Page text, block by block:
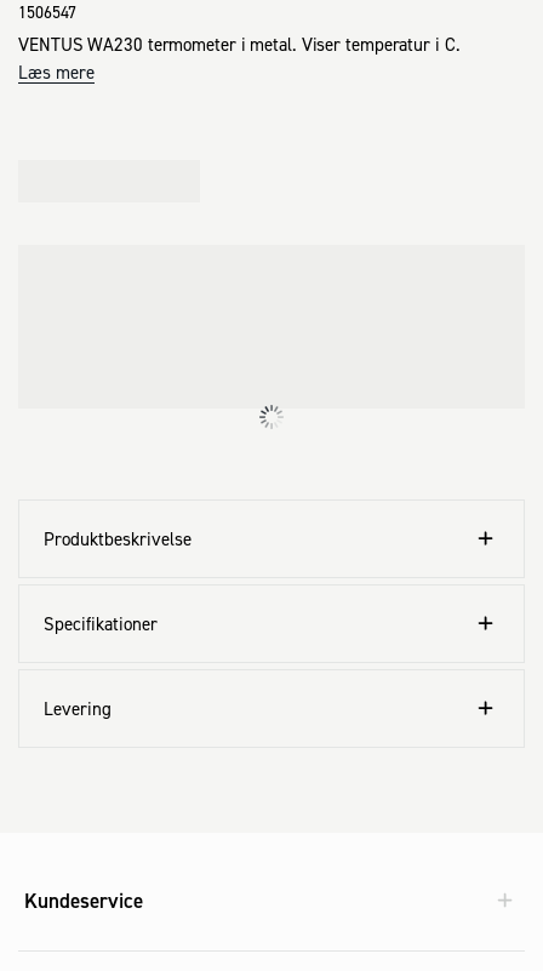
1506547
VENTUS WA230 termometer i metal. Viser temperatur i C.
Læs mere
Produktbeskrivelse
Specifikationer
Levering
Kundeservice